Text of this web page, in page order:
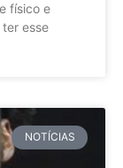
físico e
esse
NOTÍCIAS